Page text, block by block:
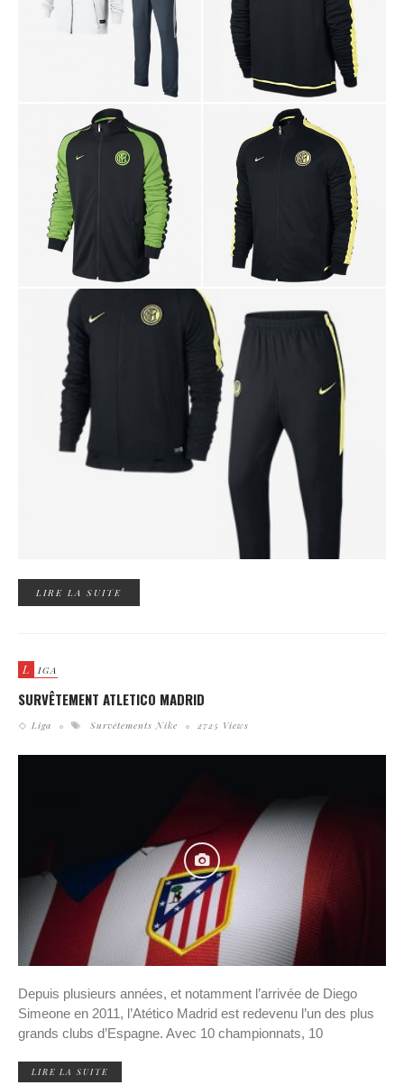
LIRE LA SUITE
L IGA
SURVÊTEMENT ATLETICO MADRID
Liga Survêtements Nike 2725 Views
Depuis plusieurs années, et notamment l’arrivée de Diego
Simeone en 2011, l’Atético Madrid est redevenu l’un des plus
grands clubs d’Espagne. Avec 10 championnats, 10
LIRE LA SUITE